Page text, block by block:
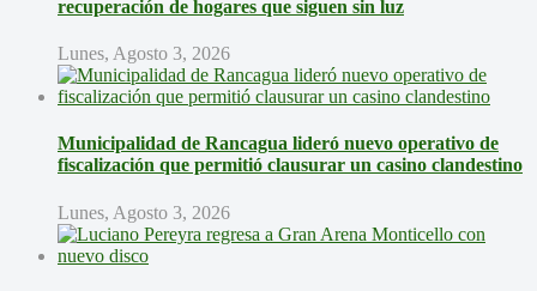
recuperación de hogares que siguen sin luz
Lunes, Agosto 3, 2026
Municipalidad de Rancagua lideró nuevo operativo de
fiscalización que permitió clausurar un casino clandestino
Lunes, Agosto 3, 2026